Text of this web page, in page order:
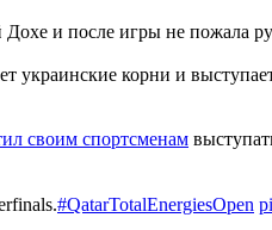
и после игры не пожала
украинские корни и
своим спортсменам
#QatarTotalEnergiesOpen